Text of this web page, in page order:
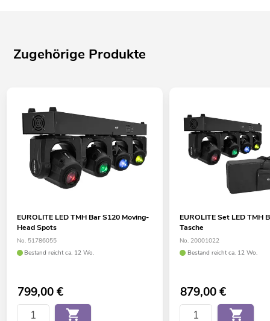
Zugehörige Produkte
EUROLITE LED TMH Bar S120 Moving-
Head Spots
No. 51786055
Bestand reicht ca. 12 Wo.
799,00€
EUROLITE Set LED TMH
Tasche
No. 20001022
Bestand reicht ca. 12 Wo.
879,00€